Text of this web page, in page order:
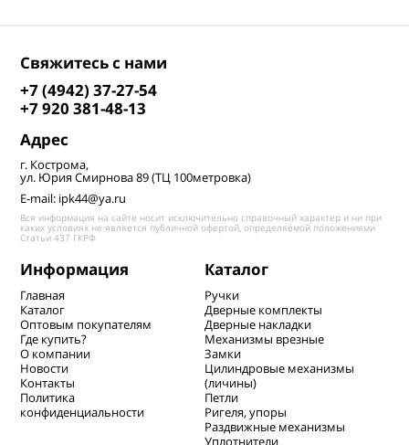
Свяжитесь с нами
+7 (4942) 37-27-54
+7 920 381-48-13
Адрес
г. Кострома,
ул. Юрия Смирнова 89 (ТЦ 100метровка)
E-mail: ipk44@ya.ru
Вся информация на сайте носит исключительно справочный характер и ни при
каких условиях не является публичной офертой, определяемой положениями
Статьи 437 ГКРФ
Информация
Главная
Каталог
Оптовым покупателям
Где купить?
О компании
Новости
Контакты
Политика
конфиденциальности
Каталог
Ручки
Дверные комплекты
Дверные накладки
Механизмы врезные
Замки
Цилиндровые механизмы
(личины)
Петли
Ригеля, упоры
Раздвижные механизмы
Уплотнители